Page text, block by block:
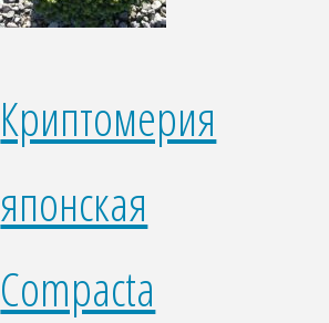
Криптомерия
японская
Compacta